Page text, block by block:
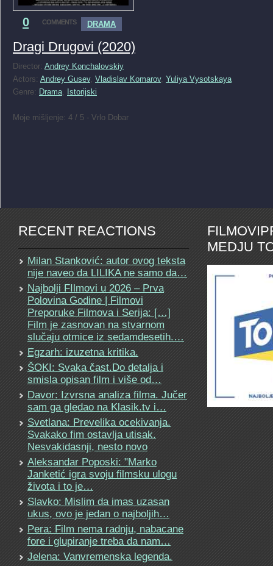
0 COMMENTS DRAMA
Dragi Drugovi (2020)
Director: Andrey Konchalovskiy
Actors: Andrey Gusev, Vladislav Komarov, Yuliya Vysotskaya
Genre: Drama Istorijski
Moje mišljenje: 4 / 5 - Vrlo Dobar
RECENT REACTIONS
Milan Stanković: autor ovog teksta
nije naveo da LILIKA ne samo da…
Najbolji FIlmovi u 2026 – Prva
Polovina Godine | Filmovi
Preporuke Filmova i Serija: […]
Film je zasnovan na stvarnom
slučaju otmice iz sedamdesetih.…
Egzarh: izuzetna kritika.
ŠOKI: Svaka čast.Do detalja i
smisla opisan film i više od…
Davor: Izvrsna analiza filma. Jučer
sam ga gledao na Klasik.tv i…
Svetlana: Prevelika ocekivanja.
Svakako fim ostavlja utisak.
Nesvakidasnji, nesto novo
Aleksandar Poposki: "Marko
Janketić igra svoju filmsku ulogu
života i to je…
Slavko: Mislim da imas uzasan
ukus, ovo je jedan o najboljih…
Pera: Film nema radnju, nabacane
fore i glupiranje treba da nam…
Jelena: Vanvremenska legenda.
MEDJU